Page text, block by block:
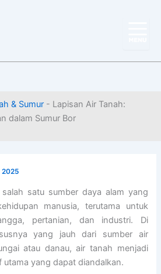
& Sumur - Lapisan Air Tanah:
dalam Sumur Bor
2025
satu sumber daya alam yang
manusia, terutama untuk
pertanian, dan industri. Di
yang jauh dari sumber air
atau danau, air tanah menjadi
yang dapat diandalkan.